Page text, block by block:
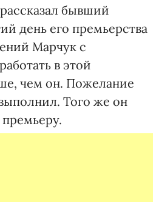
бывший
день его премьерства
Марчук с
в этой
чем он. Пожелание
Того же он